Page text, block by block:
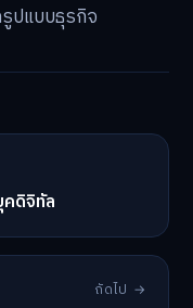
ปแบบธุรกิจ
คดิจิทัล
ถัดไป →